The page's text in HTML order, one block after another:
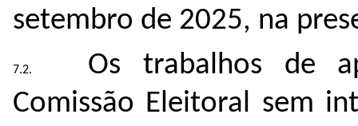
setembro de 2025, na
Os trabalhos de
Comissão Eleitoral sem